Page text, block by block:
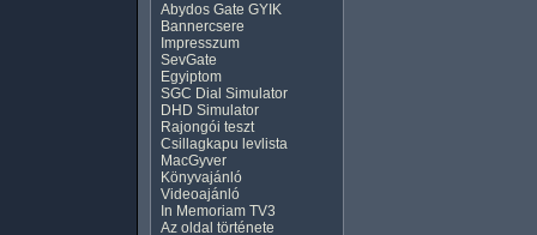
Abydos Gate GYIK
Bannercsere
Impresszum
SevGate
Egyiptom
SGC Dial Simulator
DHD Simulator
Rajongói teszt
Csillagkapu levlista
MacGyver
Könyvajánló
Videoajánló
In Memoriam TV3
Az oldal története